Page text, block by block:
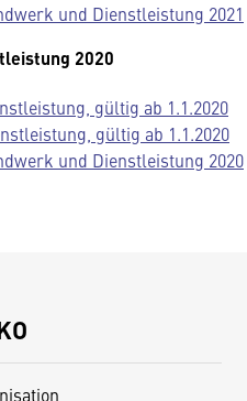
und Dienstleistung 2021
2020
gültig ab 1.1.2020
gültig ab 1.1.2020
und Dienstleistung 2020